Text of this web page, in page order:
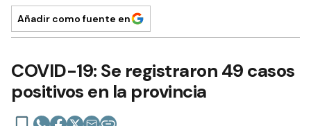
Añadir como fuente en
COVID-19: Se registraron 49 casos
positivos en la provincia